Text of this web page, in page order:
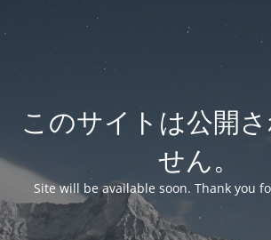
このサイトは公開
せん。
Site will be available soon. Thank you